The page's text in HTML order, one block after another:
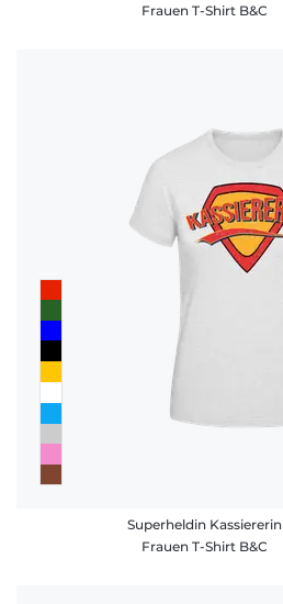
Frauen T-Shirt B&C
Superheldin Kassiererin
Frauen T-Shirt B&C